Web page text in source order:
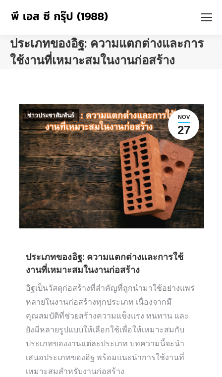
ประเภทของอิฐ: ความแตกต่างและการ
ใช้งานที่เหมาะสมในงานก่อสร้าง
NOV
27
ข่าวประชาสัมพันธ์
ประเภทของอิฐ: ความแตกต่างและการใช้
งานที่เหมาะสมในงานก่อสร้าง
อิฐเป็นวัสดุก่อสร้างที่สำคัญที่ถูกนำมาใช้อย่างแพร่
หลายในงานก่อสร้างทุกประเภท เนื่องจากมี
คุณสมบัติที่ช่วยสร้างความแข็งแรง ทนทาน และ
ยังมีหลายรูปแบบให้เลือกใช้เพื่อให้เหมาะสมกับ
ประเภทของงานแต่ละประเภท บทความนี้จะนำ
เสนอประเภทของอิฐ พร้อมแนะนำการใช้งานที่
เหมาะสมสำหรับงานก่อสร้าง